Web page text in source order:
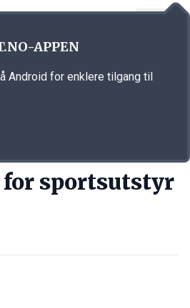
for sportsutstyr
APPEN
Android for enklere tilgang til